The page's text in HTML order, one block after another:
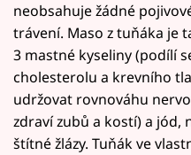
neobsahuje žádné
trávení. Maso z tuňáka je
3 mastné kyseliny (podílí
cholesterolu a krevního
udržovat rovnováhu
zdraví zubů a kostí) a
štítné žlázy. Tuňák ve